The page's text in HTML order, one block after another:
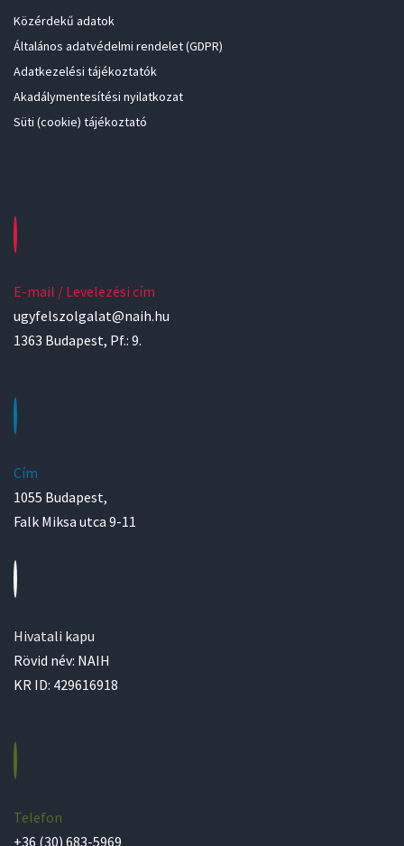
Közérdekű adatok
Általános adatvédelmi rendelet (GDPR)
Adatkezelési tájékoztatók
Akadálymentesítési nyilatkozat
Süti (cookie) tájékoztató
E-mail / Levelezési cím
ugyfelszolgalat@naih.hu
1363 Budapest, Pf.: 9.
Cím
1055 Budapest,
Falk Miksa utca 9-11
Hivatali kapu
Rövid név: NAIH
KR ID: 429616918
Telefon
+36 (30) 683-5969